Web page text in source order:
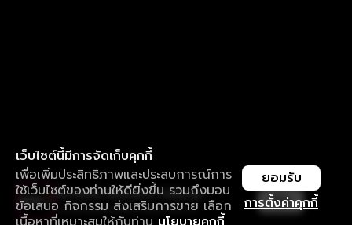
เว็บไซต์นี้มีการจัดเก็บคุกกี้
เพื่อเพิ่มประสิทธิภาพและประสบการณ์การ
ใช้เว็บไซต์ของท่านให้ดียิ่งขึ้น รวมถึงมอบ
ข้อเสนอ กิจกรรม ส่งเสริมการขาย เลือก
การตั้งค่าคุกกี้
ยอมรับ
ใช้งานแอป ลื่นไหลกว่า ไม่มีสะดุด
ดาวน์โหลดแอปเพื่อการรับชมที่ดีกว่า เปิด